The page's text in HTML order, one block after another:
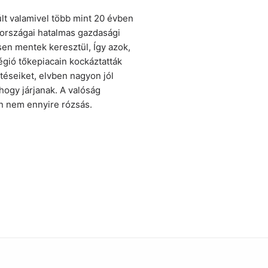
valamivel több mint 20 évben
hatalmas gazdasági
mentek keresztül, Így azok,
tőkepiacain kockáztatták
elvben nagyon jól
járjanak. A valóság
nem ennyire rózsás.